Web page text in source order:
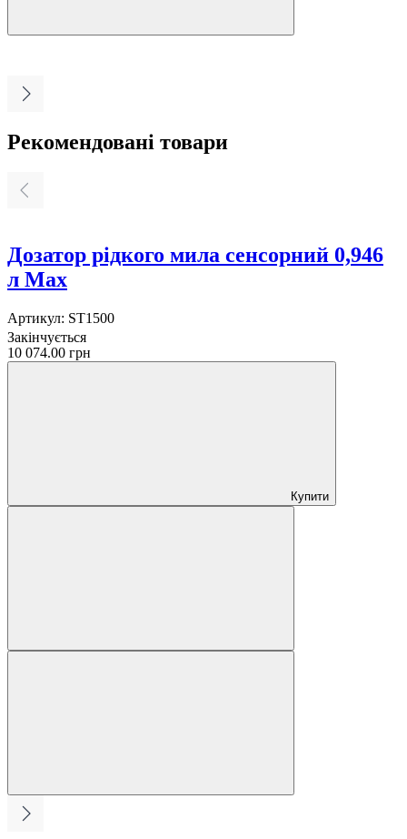
Рекомендовані товари
Дозатор рідкого мила сенсорний 0,946
л Max
Артикул: ST1500
Закінчується
10 074.00 грн
Купити